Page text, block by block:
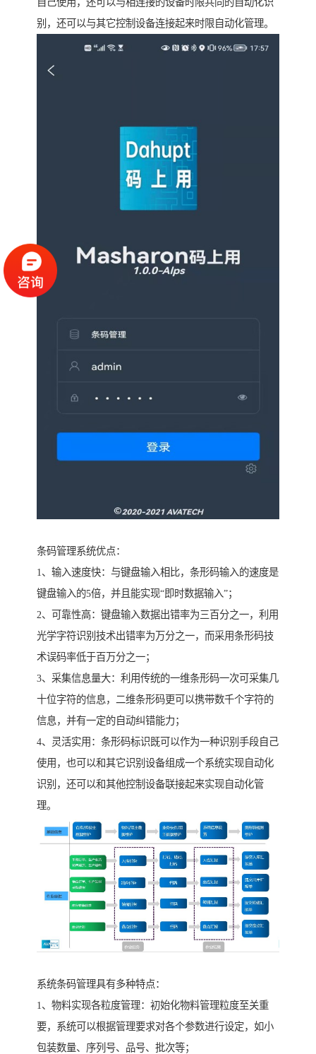
别，还可以与其它控制设备连接起来时限自动化管理。
条码管理系统优点：
1、输入速度快：与键盘输入相比，条形码输入的速度是
键盘输入的5倍，并且能实现“即时数据输入”；
2、可靠性高：键盘输入数据出错率为三百分之一，利用
光学字符识别技术出错率为万分之一，而采用条形码技
术误码率低于百万分之一；
3、采集信息量大：利用传统的一维条形码一次可采集几
十位字符的信息，二维条形码更可以携带数千个字符的
信息，并有一定的自动纠错能力；
4、灵活实用：条形码标识既可以作为一种识别手段自己
使用，也可以和其它识别设备组成一个系统实现自动化
识别，还可以和其他控制设备联接起来实现自动化管
理。
系统条码管理具有多种特点：
1、物料实现各粒度管理：初始化物料管理粒度至关重
要，系统可以根据管理要求对各个参数进行设定，如小
包装数量、序列号、品号、批次等；